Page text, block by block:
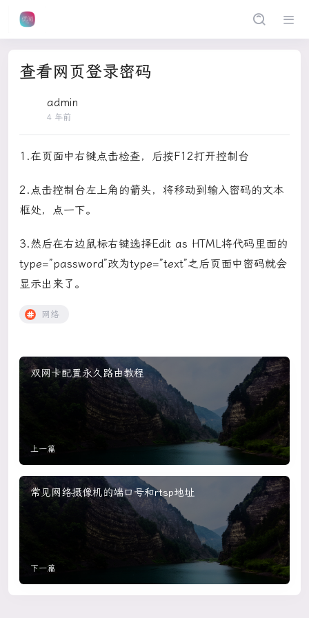
查看网页登录密码
admin
4 年前
1.在页面中右键点击检查，后按F12打开控制台
2.点击控制台左上角的箭头，将移动到输入密码的文本
框处，点一下。
3.然后在右边鼠标右键选择Edit as HTML将代码里面的
type=”password”改为type=”text”之后页面中密码就会
显示出来了。
网络
双网卡配置永久路由教程
上一篇
常见网络摄像机的端口号和rtsp地址
下一篇